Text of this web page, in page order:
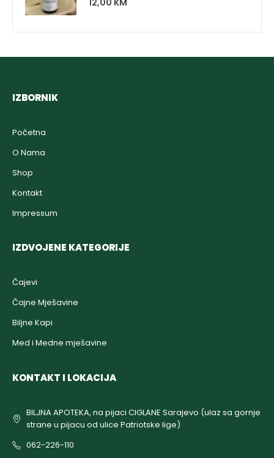
IZBORNIK
Početna
O Nama
Shop
Kontakt
Impressum
IZDVOJENE KATEGORIJE
Čajevi
Čajne Mješavine
Biljne Kapi
Med i Medne mješavine
KONTAKT I LOKACIJA
BILJNA APOTEKA, na pijaci CIGLANE Sarajevo (ulaz sa gornje
strane u pijacu od ulice Patriotske lige)
062-226-110